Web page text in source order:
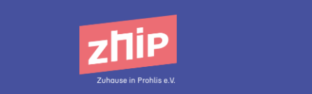
Hauptnavigation